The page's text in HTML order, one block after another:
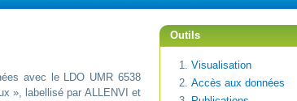
avec le LDO UMR 6538
», labellisé par ALLENVI et
Outils
Visualisation
Accès aux données